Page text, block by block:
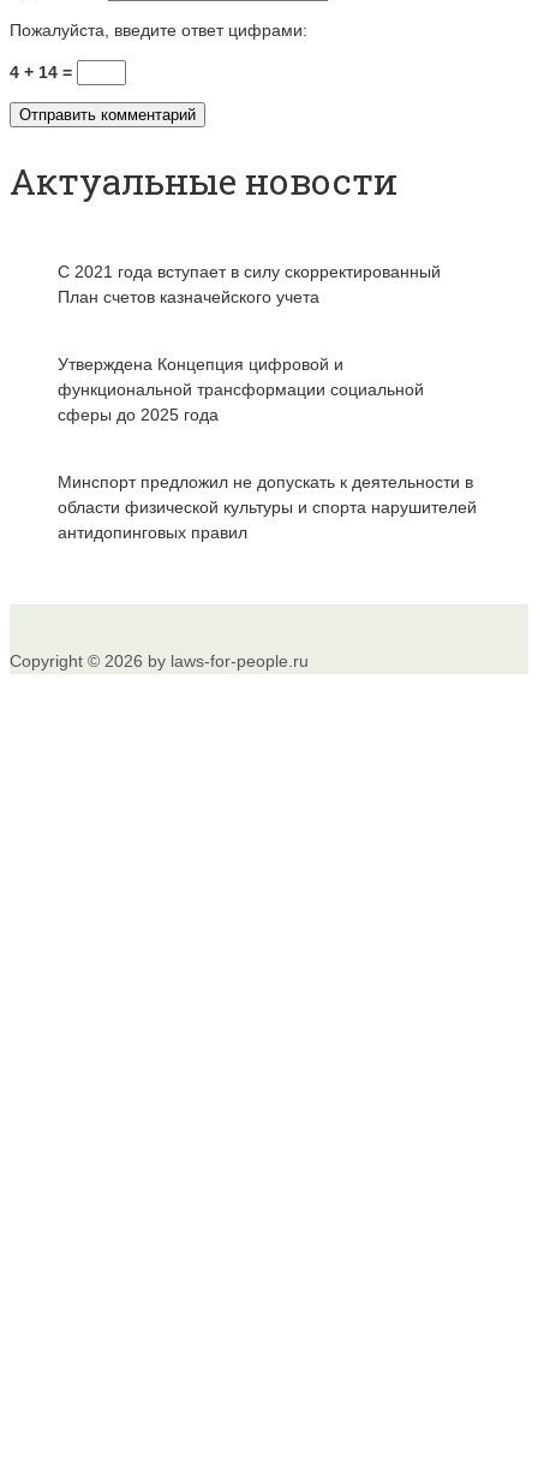
Пожалуйста, введите ответ цифрами:
4 + 14 =
Актуальные новости
С 2021 года вступает в силу скорректированный
План счетов казначейского учета
Утверждена Концепция цифровой и
функциональной трансформации социальной
сферы до 2025 года
Минспорт предложил не допускать к деятельности в
области физической культуры и спорта нарушителей
антидопинговых правил
Copyright © 2026 by laws-for-people.ru